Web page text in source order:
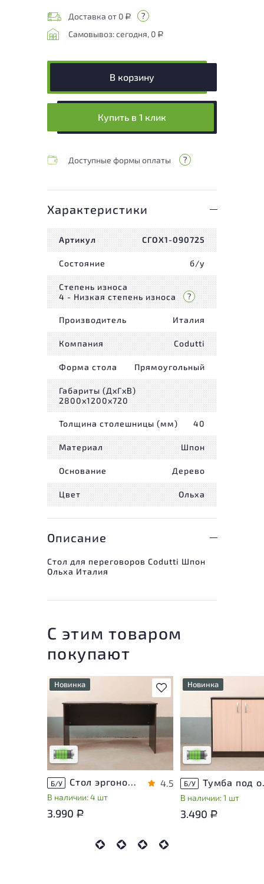
Доставка от 0 Р
Самовывоз: сегодня, 0 Р
В корзину
Купить в 1 клик
Доступные формы оплаты
Характеристики
Артикул СГОХ1-090725
Состояние б/у
Степень износа
4 - Низкая степень износа
Производитель Италия
Компания Codutti
Форма стола Прямоугольный
Габариты (ДxГxВ)
2800x1200x720
Толщина столешницы (мм) 40
Материал Шпон
Основание Дерево
Цвет Ольха
Описание
Стол для переговоров Codutti Шпон
Ольха Италия
С этим товаром
покупают
В избранное
Новинка
У товара присутствуют
незначительные следы
эксплуатации, не влияющие
на удобство его
использования
Низкая степень износа
Б/У Стол эргономичный ЛДСП Венге
В наличии: 4 шт
4.5
3.990 Р
Новинка
У товара
незначительные
эксплуатации, не
на удобство его
Низкая степень
Б/У
В наличии: 1 шт
3.490 Р